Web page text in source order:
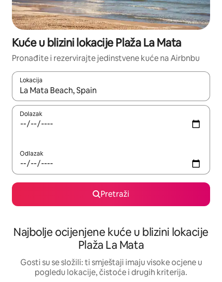
Kuće u blizini lokacije Plaža La Mata
Pronađite i rezervirajte jedinstvene kuće na Airbnbu
Lokacija
Kada budu dostupni rezultati, moći ćete ih pregledati
Dolazak
Odlazak
Pretraži
Najbolje ocijenjene kuće u blizini lokacije
Plaža La Mata
Gosti su se složili: ti smještaji imaju visoke ocjene u
pogledu lokacije, čistoće i drugih kriterija.